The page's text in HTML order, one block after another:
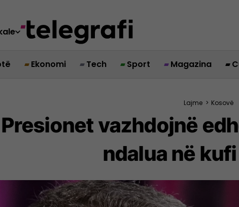
Ekonomi Tech Sport Magazina
Lajme > Kosovë
vazhdojnë
ndalua në